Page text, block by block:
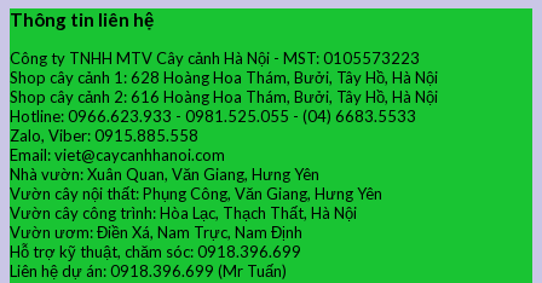
Thông tin liên hệ
Công ty TNHH MTV Cây cảnh Hà Nội - MST: 0105573223
Shop cây cảnh 1: 628 Hoàng Hoa Thám, Bưởi, Tây Hồ, Hà Nội
Shop cây cảnh 2: 616 Hoàng Hoa Thám, Bưởi, Tây Hồ, Hà Nội
Hotline: 0966.623.933 - 0981.525.055 - (04) 6683.5533
Zalo, Viber: 0915.885.558
Email: viet@caycanhhanoi.com
Nhà vườn: Xuân Quan, Văn Giang, Hưng Yên
Vườn cây nội thất: Phụng Công, Văn Giang, Hưng Yên
Vườn cây công trình: Hòa Lạc, Thạch Thất, Hà Nội
Vườn ươm: Điền Xá, Nam Trực, Nam Định
Hỗ trợ kỹ thuật, chăm sóc: 0918.396.699
Liên hệ dự án: 0918.396.699 (Mr Tuấn)